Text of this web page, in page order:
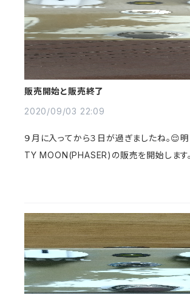
販売開始と販売終了
2020/09/03 22:09
９月に入ってから３日が過ぎましたね。😌
TY MOON(PHASER)の販売を開始します